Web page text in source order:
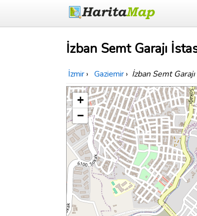
İzban Semt Garajı
İzmir › Gaziemir › İzban Semt
+
−